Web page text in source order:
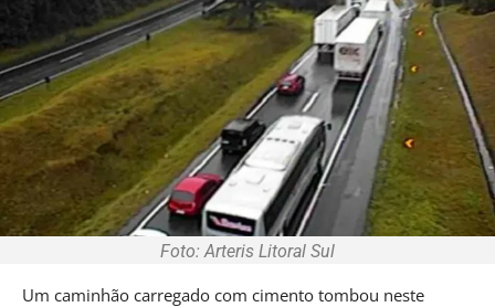
Foto: Arteris Litoral Sul
Um caminhão carregado com cimento tombou neste